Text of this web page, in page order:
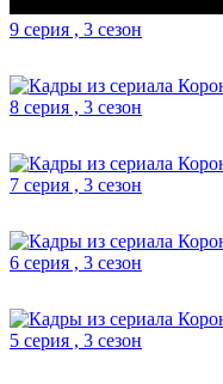
9 серия , 3 сезон
8 серия , 3 сезон
7 серия , 3 сезон
6 серия , 3 сезон
5 серия , 3 сезон